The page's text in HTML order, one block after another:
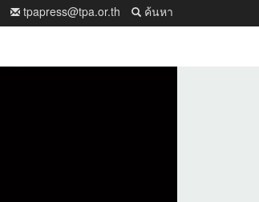
tpapress@tpa.or.th ค้นหา